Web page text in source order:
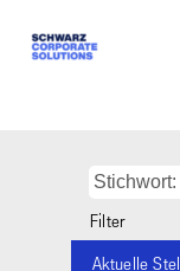
Filter